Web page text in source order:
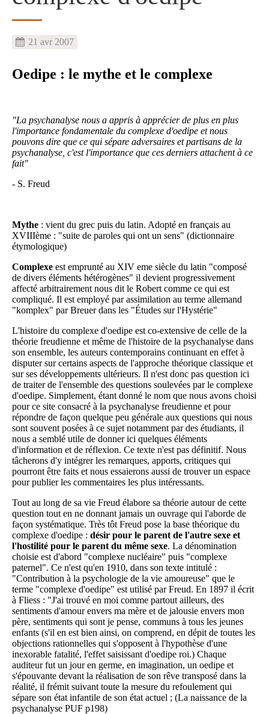
21 avr 2007
Oedipe : le mythe et le complexe
"La psychanalyse nous a appris à apprécier de plus en plus
l'importance fondamentale du complexe d'oedipe et nous
pouvons dire que ce qui sépare adversaires et partisans de la
psychanalyse, c'est l'importance que ces derniers attachent à ce
fait"
- S. Freud
Mythe : vient du grec puis du latin. Adopté en français au
XVIIIème : "suite de paroles qui ont un sens" (dictionnaire
étymologique)
Complexe est emprunté au XIV eme siècle du latin "composé
de divers éléments hétérogènes" il devient progressivement
affecté arbitrairement nous dit le Robert comme ce qui est
compliqué. Il est employé par assimilation au terme allemand
"komplex" par Breuer dans les "Études sur l'Hystérie"
L'histoire du complexe d'oedipe est co-extensive de celle de la
théorie freudienne et même de l'histoire de la psychanalyse dans
son ensemble, les auteurs contemporains continuant en effet à
disputer sur certains aspects de l'approche théorique classique et
sur ses développements ultérieurs. Il n'est donc pas question ici
de traiter de l'ensemble des questions soulevées par le complexe
d'oedipe. Simplement, étant donné le nom que nous avons choisi
pour ce site consacré à la psychanalyse freudienne et pour
répondre de façon quelque peu générale aux questions qui nous
sont souvent posées à ce sujet notamment par des étudiants, il
nous a semblé utile de donner ici quelques éléments
d'information et de réflexion. Ce texte n'est pas définitif. Nous
tâcherons d'y intégrer les remarques, apports, critiques qui
pourront être faits et nous essaierons aussi de trouver un espace
pour publier les commentaires les plus intéressants.
Tout au long de sa vie Freud élabore sa théorie autour de cette
question tout en ne donnant jamais un ouvrage qui l'aborde de
façon systématique. Très tôt Freud pose la base théorique du
complexe d'oedipe : désir pour le parent de l'autre sexe et
l'hostilité pour le parent du même sexe. La dénomination
choisie est d'abord "complexe nucléaire" puis "complexe
paternel". Ce n'est qu'en 1910, dans son texte intitulé :
"Contribution à la psychologie de la vie amoureuse" que le
terme "complexe d'oedipe" est utilisé par Freud. En 1897 il écrit
à Fliess : "J'ai trouvé en moi comme partout ailleurs, des
sentiments d'amour envers ma mère et de jalousie envers mon
père, sentiments qui sont je pense, communs à tous les jeunes
enfants (s'il en est bien ainsi, on comprend, en dépit de toutes les
objections rationnelles qui s'opposent à l'hypothèse d'une
inexorable fatalité, l'effet saisissant d'oedipe roi.) Chaque
auditeur fut un jour en germe, en imagination, un oedipe et
s'épouvante devant la réalisation de son rêve transposé dans la
réalité, il frémit suivant toute la mesure du refoulement qui
sépare son état infantile de son état actuel ; (La naissance de la
psychanalyse PUF p198)